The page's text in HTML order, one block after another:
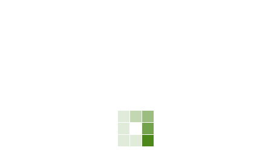
Romantičari uhvatili "odbegli" Železničar,
poništili 0:2 i osvojili vredan bod (VIDEO)